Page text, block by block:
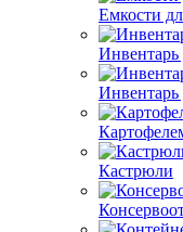
Емкости
Инвентарь
Кастрюли